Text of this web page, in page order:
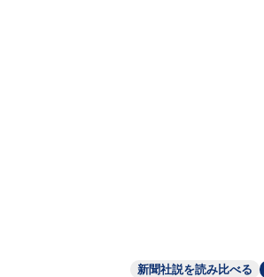
新聞社説を読み比べる